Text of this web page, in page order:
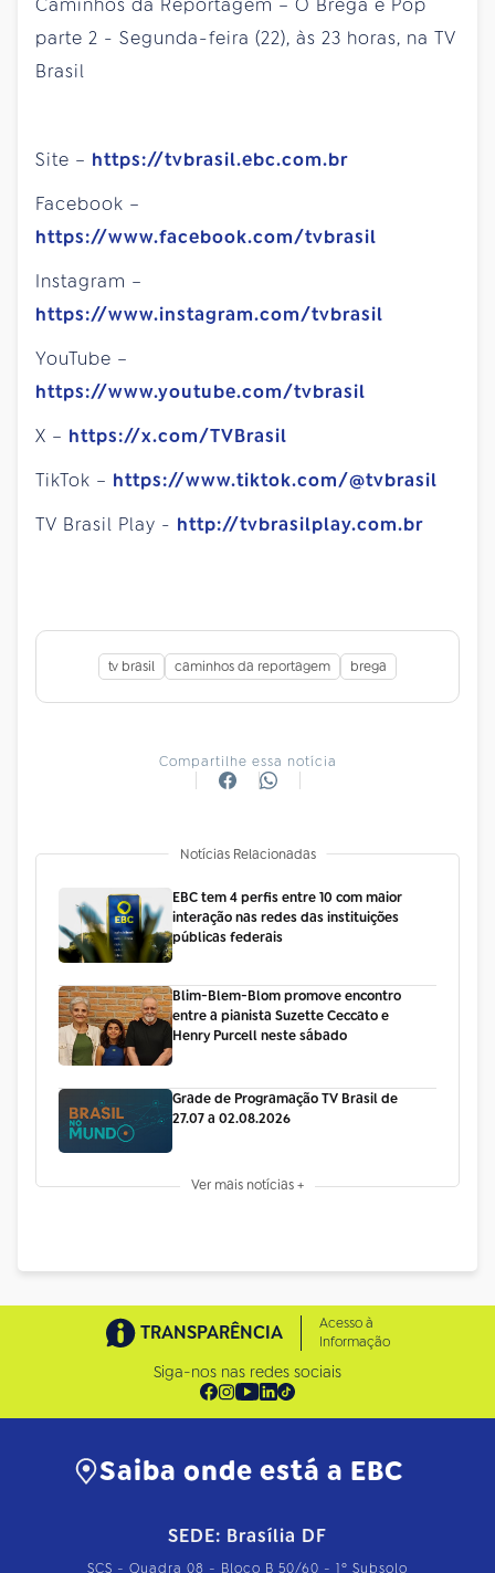
parte 2 - Segunda-feira (22), às 23 horas, na TV
Brasil
Site – https://tvbrasil.ebc.com.br
Facebook –
https://www.facebook.com/tvbrasil
Instagram –
https://www.instagram.com/tvbrasil
YouTube –
https://www.youtube.com/tvbrasil
X – https://x.com/TVBrasil
TikTok – https://www.tiktok.com/@tvbrasil
TV Brasil Play - http://tvbrasilplay.com.br
tv brasil caminhos da reportagem brega
Compartilhe essa notícia
Notícias Relacionadas
EBC tem 4 perfis entre 10 com maior
interação nas redes das instituições
públicas federais
Blim-Blem-Blom promove encontro
entre a pianista Suzette Ceccato e
Henry Purcell neste sábado
Grade de Programação TV Brasil de
27.07 a 02.08.2026
Ver mais notícias +
TRANSPARÊNCIA
Acesso à
Informação
Siga-nos nas redes sociais
Saiba onde está a EBC
SEDE: Brasília DF
SCS - Quadra 08 - Bloco B 50/60 - 1º Subsolo